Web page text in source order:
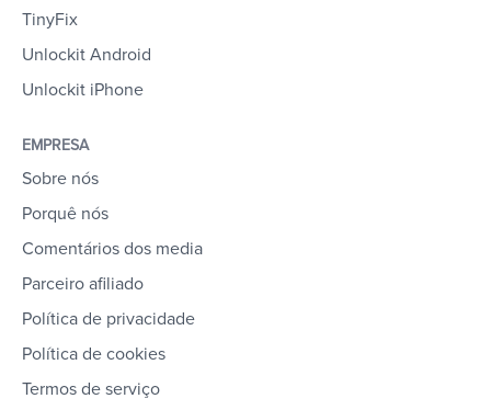
TinyFix
Unlockit Android
Unlockit iPhone
EMPRESA
Sobre nós
Porquê nós
Comentários dos media
Parceiro afiliado
Política de privacidade
Política de cookies
Termos de serviço